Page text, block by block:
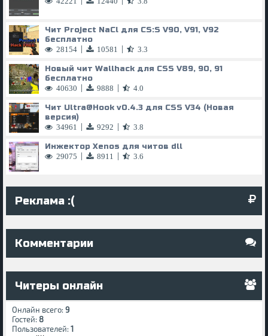
Чит Project NaCl для CS:S V90, V91, V92
бесплатно
28154 10581 3.3
Новый чит Wallhack для CSS V89, 90, 91
бесплатно
40630 9888 4.0
Чит Ultra@Hook v0.4.3 для CSS V34 (Новая
версия)
34961 9292 3.8
Инжектор Xenos для читов dll
29075 8911 3.6
Реклама :(
Комментарии
Читеры онлайн
Онлайн всего: 9
Гостей: 8
Пользователей: 1